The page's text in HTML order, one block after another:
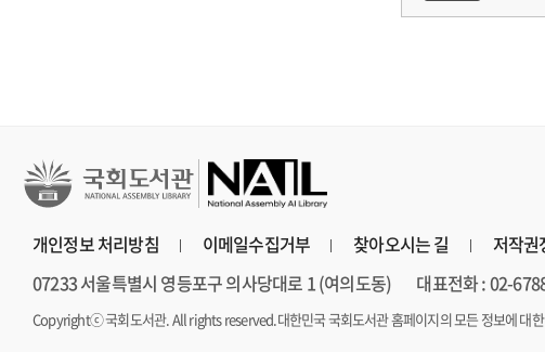
개인정보 처리방침 이메일수집거부 찾아오시는 길
저작권
07233 서울특별시 영등포구 의사당대로 1 (여의도동)
대표전화 : 02-
Copyrightⓒ 국회도서관. All rights reserved.대한민국 국회도서관 홈페이지의 모든 정보에 대